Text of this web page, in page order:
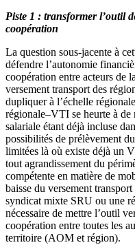
Piste 1 : transformer l’outil
coopération
La question sous-jacente à
défendre l’autonomie
coopération entre acteurs de
versement transport des
dupliquer à l’échelle
régionale–VTI se heurte à de
salariale étant déjà incluse
possibilités de prélèvement
limitées là où existe déjà un
tout agrandissement du
compétente en matière de
baisse du versement
syndicat mixte SRU ou une
nécessaire de mettre l’outil
coopération entre toutes les
territoire (AOM et région).